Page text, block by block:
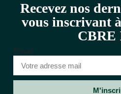
Recevez nos
vous inscrivant
CBRE
Email